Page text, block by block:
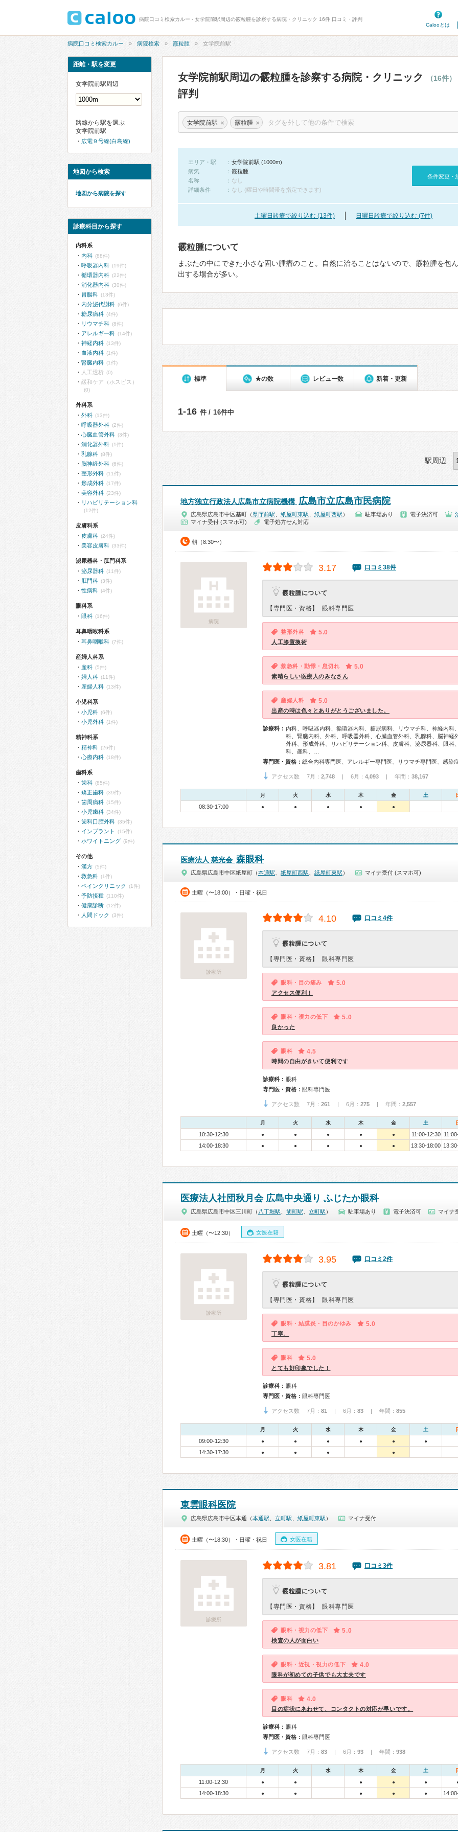
病院口コミ検索カルー - 女学院前駅周辺の霰粒腫を診察する病院・クリニック 16件 口コミ・評判
Calooとは
病院口コミ検索カルー 病院検索 霰粒腫 女学院前駅
女学院前駅周辺の霰粒腫を診察する病院・クリニック （16件）
評判
女学院前駅 × 霰粒腫 ×
エリア・駅
女学院前駅 (1000m)
病気
霰粒腫
名称
なし
詳細条件
なし (曜日や時間帯を指定できます)
条件変更・
土曜日診療で絞り込む (13件) 日曜日診療で絞り込む (7件)
霰粒腫について
まぶたの中にできた小さな固い腫瘤のこと。自然に治ることはないので、霰粒腫を包
出する場合が多い。
標準 ★の数 レビュー数 新着・更新
1-16 件 / 16件中
駅周辺
地方独立行政法人広島市立病院機構 広島市立広島市民病院
広島県広島市中区基町（ 県庁前駅 紙屋町東駅 紙屋町西駅 ） 駐車場あり 電子決済可
マイナ受付 (スマホ可)
電子処方せん対応
朝（8:30〜）
病院
3.17 口コミ38件
霰粒腫について
【専門医・資格】 眼科専門医
整形外科 5.0
人工膝置換術
救急科・動悸・息切れ 5.0
素晴らしい医療人のみなさん
産婦人科 5.0
出産の時は色々とありがとうございました。
診療科： 内科、呼吸器内科、循環器内科、糖尿病科、リウマチ科、神経内科
科、腎臓内科、外科、呼吸器外科、心臓血管外科、乳腺科、脳神経
外科、形成外科、リハビリテーション科、皮膚科、泌尿器科、眼科
科、産科、…
専門医・資格：
アクセス数 7月： 2,748 | 6月： 4,093 | 年間： 38,167
月 火 水 木 金 土
08:30-17:00 ● ● ● ● ●
医療法人 慈光会 森眼科
広島県広島市中区紙屋町（本通駅 紙屋町西駅 紙屋町東駅 ） マイナ受付 (スマホ可)
土曜（〜18:00）・日曜・祝日
診療所
4.10 口コミ4件
霰粒腫について
【専門医・資格】 眼科専門医
眼科・目の痛み 5.0
アクセス便利！
眼科・視力の低下 5.0
良かった
眼科 4.5
時間の自由がきいて便利です
診療科： 眼科
専門医・資格： 眼科専門医
アクセス数 7月： 261 | 6月： 275 | 年間： 2,557
月 火 水 木 金 土
10:30-12:30 ● ● ● ● ● 11:00-12:30
14:00-18:30
● ● ● ● ● 13:30-18:00
医療法人社団秋月会 広島中央通り ふじたか眼科
広島県広島市中区三川町（ 八丁堀駅 胡町駅 立町駅 ） 駐車場あり 電子決済可 マイナ
土曜（〜12:30） 女医在籍
診療所
3.95 口コミ2件
霰粒腫について
【専門医・資格】 眼科専門医
眼科・結膜炎・目のかゆみ 5.0
丁寧。
眼科 5.0
とても好印象でした！
診療科： 眼科
専門医・資格： 眼科専門医
アクセス数 7月： 81 | 6月： 83 | 年間： 855
月 火 水 木 金 土
09:00-12:30 ● ● ● ● ● ●
14:30-17:30 ● ● ● ●
東雲眼科医院
広島県広島市中区本通（本通駅 立町駅 紙屋町東駅 ） マイナ受付
土曜（〜18:30）・日曜・祝日 女医在籍
診療所
3.81 口コミ3件
霰粒腫について
【専門医・資格】 眼科専門医
眼科・視力の低下 5.0
検査の人が面白い
眼科・近視・視力の低下 4.0
眼科が初めての子供でも大丈夫です
眼科 4.0
目の症状にあわせて、コンタクトの対応が早いです。
診療科： 眼科
専門医・資格： 眼科専門医
アクセス数 7月： 83 | 6月： 93 | 年間： 938
月 火 水 木 金 土
11:00-12:30 ● ● ● ● ●
14:00-18:30 ● ● ● ● ●
距離・駅を変更
女学院前駅周辺
路線から駅を選ぶ
女学院前駅
広電９号線(白島線)
地図から検索
地図から病院を探す
診療科目から探す
内科系
内科 (88件)
呼吸器内科 (19件)
循環器内科 (22件)
消化器内科 (30件)
胃腸科 (13件)
内分泌代謝科 (6件)
糖尿病科 (4件)
リウマチ科 (8件)
アレルギー科 (14件)
神経内科 (13件)
血液内科 (1件)
腎臓内科 (1件)
人工透析 (0)
緩和ケア（ホスピス）
(0)
外科系
外科 (13件)
呼吸器外科 (2件)
心臓血管外科 (3件)
消化器外科 (1件)
乳腺科 (8件)
脳神経外科 (6件)
整形外科 (11件)
形成外科 (17件)
美容外科 (23件)
リハビリテーション科
(12件)
皮膚科系
皮膚科 (24件)
美容皮膚科 (33件)
泌尿器科・肛門科系
泌尿器科 (11件)
肛門科 (3件)
性病科 (4件)
眼科系
眼科 (16件)
耳鼻咽喉科系
耳鼻咽喉科 (7件)
産婦人科系
産科 (5件)
婦人科 (11件)
産婦人科 (13件)
小児科系
小児科 (6件)
小児外科 (1件)
精神科系
精神科 (26件)
心療内科 (18件)
歯科系
歯科 (85件)
矯正歯科 (39件)
歯周病科 (15件)
小児歯科 (34件)
歯科口腔外科 (35件)
インプラント (15件)
ホワイトニング (9件)
その他
漢方 (5件)
救急科 (1件)
ペインクリニック (1件)
予防接種 (110件)
健康診断 (12件)
人間ドック (3件)